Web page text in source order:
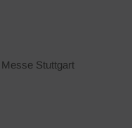
Stuttgart